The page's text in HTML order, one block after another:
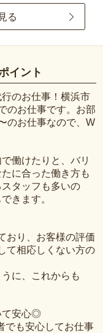
る
イント
のお仕事！横浜市
のお仕事です。お部
のお仕事なので、W
働けたりと、バリ
に合った働き方も
タッフも多いの
きます。
おり、お客様の評価
て相応しくない方の
に、これからも
て安心◎
でも安心してお仕事